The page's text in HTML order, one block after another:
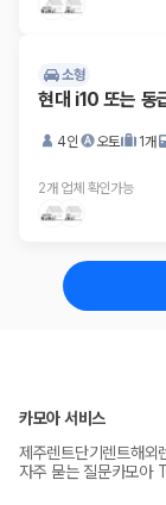
소형
현대 i10 또는 동
4인 오토 1개
2개 업체 확인가능
카모아 서비스
제주렌트단기렌트해외
자주 묻는 질문카모아